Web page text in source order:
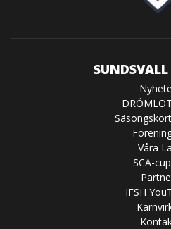
SUNDSVALL
Våra
SCA-
IFSH